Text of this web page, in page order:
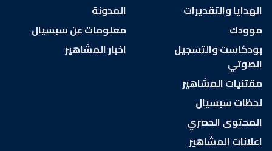
الهدايا والتقديرات
موودك
بودكاست والتسجيل
الصوتي
مقتنيات المشاهير
لحظات سبسيال
المحتوى الحصري
اعلانات المشاهير
المدونة
معلومات عن سبسيال
اخبار المشاهير